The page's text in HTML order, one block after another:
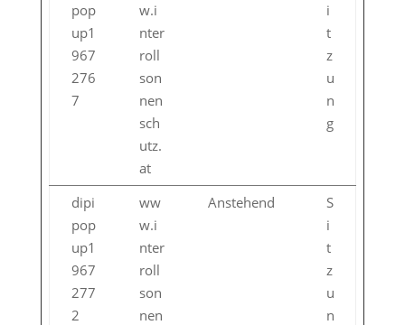
pop
up1
967
276
7
w.i
nter
roll
son
nen
sch
utz.
at
i
t
z
u
n
g
dipi
pop
up1
967
277
2
ww
w.i
nter
roll
son
nen
Anstehend
S
i
t
z
u
n